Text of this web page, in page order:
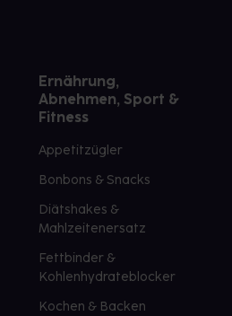
Ernährung,
Abnehmen, Sport &
Fitness
Appetitzügler
Bonbons & Snacks
Diätshakes &
Mahlzeitenersatz
Fettbinder &
Kohlenhydrateblocker
Kochen & Backen